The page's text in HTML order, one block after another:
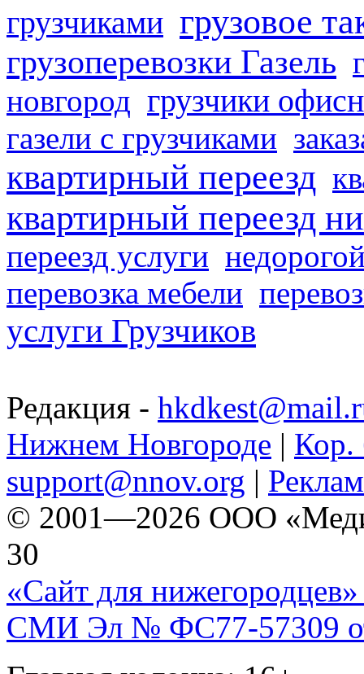
грузчиками грузовое
грузоперевозки Газель
новгород грузчики
газели с грузчиками
квартирный переезд
квартирный переезд
переезд услуги
перевозка мебели
услуги Грузчиков
Редакция -
Нижнем Новгороде | Кор.
support@nnov.org |
© 2001—2026 ООО
30
«Сайт для нижегородцев»
СМИ Эл № ФС77-57309